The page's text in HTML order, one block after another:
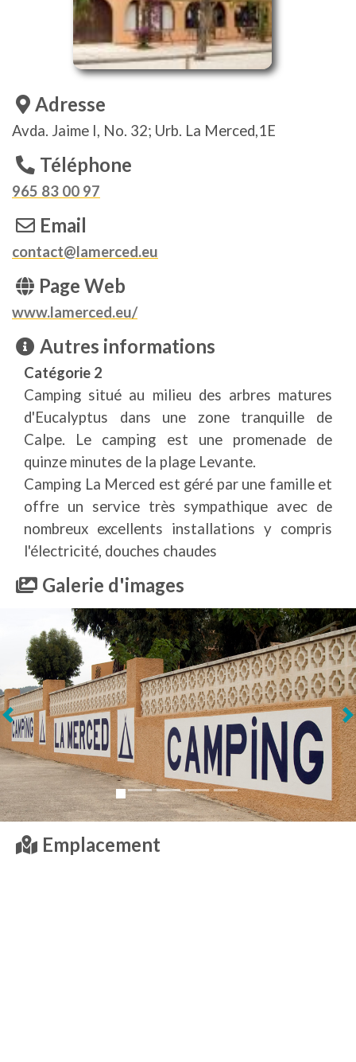
Adresse
Avda. Jaime I, No. 32; Urb. La Merced,1E
Téléphone
965 83 00 97
Email
contact@lamerced.eu
Page Web
www.lamerced.eu/
Autres informations
Catégorie 2
Camping situé au milieu des arbres matures
d'Eucalyptus dans une zone tranquille de
Calpe. Le camping est une promenade de
quinze minutes de la plage Levante.
Camping La Merced est géré par une famille et
offre un service très sympathique avec de
nombreux excellents installations y compris
l'électricité, douches chaudes
Galerie d'images
Suivant
Emplacement